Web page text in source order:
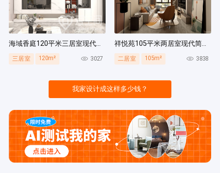
海域香庭120平米三居室现代简约风装修案例
三居室 120m² 3027
祥悦苑105平米两居室现代简约风装修案例
二居室 105m² 3838
我家设计成这样多少钱？